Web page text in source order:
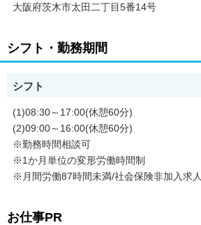
大阪府茨木市太田二丁目5番14号
シフト・勤務期間
シフト
(1)08:30～17:00(休憩60分)
(2)09:00～16:00(休憩60分)
※勤務時間相談可
※1か月単位の変形労働時間制
※月間労働87時間未満/社会保険非加入求人
お仕事PR